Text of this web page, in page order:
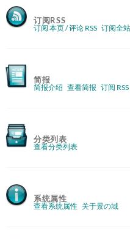
订阅RSS
订阅 本页 / 评论 RSS 订阅全站
简报
简报介绍 查看简报 订阅 RSS
分类列表
查看分类列表
系统属性
查看系统属性 关于景の域